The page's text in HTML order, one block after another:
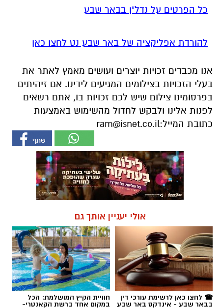
בפרסומינו צילום שיש לכם זכויות בו, אתם רשאים
כתובת המייל:ram@isnet.co.il
אולי יעניין אותך גם
☎ לחצו כאן לרשימת עורכי דין חוויית הקיץ המושלמת: הכל
חודשיים + חודש מתנה (כולל
החגים!)
חדשות
מה קורה במדבריום כשהשמש
שוקעת? אטרקציית הלילה החדשה
שתצנן לכם את אוגוסט
כותרת משנה: פארק החיות משיק את ה-NIGHT